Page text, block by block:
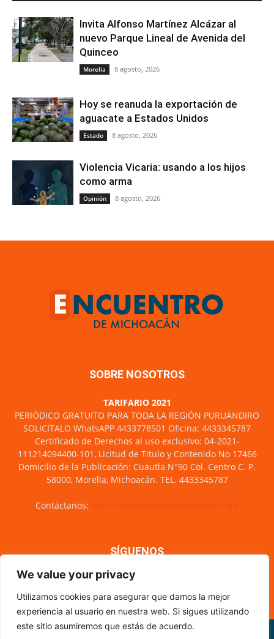
We value your privacy
Utilizamos cookies para asegurar que damos la mejor
experiencia al usuario en nuestra web. Si sigues utilizando
este sitio asumiremos que estás de acuerdo.
Invita Alfonso Martínez Alcázar al
nuevo Parque Lineal de Avenida del
Quinceo
Morelia 8 agosto, 2026
Hoy se reanuda la exportación de
aguacate a Estados Unidos
Estado 8 agosto, 2026
Violencia Vicaria: usando a los hijos
como arma
Opinión 8 agosto, 2026
SOBRE NOSOTROS
TARIFARIO 2021
PERIÓDICO GRATUITO PARA TODA LA REGIÓN PURUÁNDIRO
SOLICITALO WhatsAPP 4433778501 Oficina: 4433345787
Certificado de Derechos al uso exclusivo: 04-2021-
111214094400-101, Licitud de Titulo y Contenido No 17466
Domicilio de la Publicación: Cuautla N°90 Col. Centro C. P.
58000, Morelia, Michoacán. TEL. 4433345787
Contáctanos:
SÍGUENOS
Nosotros